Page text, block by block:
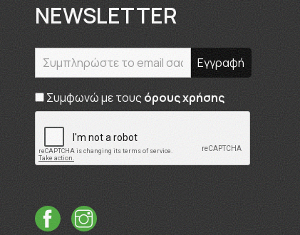
NEWSLETTER
Συμφωνώ με τους όρους χρήσης